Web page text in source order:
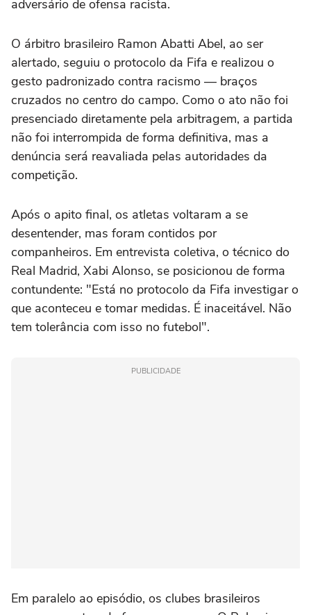
adversário de ofensa racista.
O árbitro brasileiro Ramon Abatti Abel, ao ser
alertado, seguiu o protocolo da Fifa e realizou o
gesto padronizado contra racismo — braços
cruzados no centro do campo. Como o ato não foi
presenciado diretamente pela arbitragem, a partida
não foi interrompida de forma definitiva, mas a
denúncia será reavaliada pelas autoridades da
competição.
Após o apito final, os atletas voltaram a se
desentender, mas foram contidos por
companheiros. Em entrevista coletiva, o técnico do
Real Madrid, Xabi Alonso, se posicionou de forma
contundente: "Está no protocolo da Fifa investigar o
que aconteceu e tomar medidas. É inaceitável. Não
tem tolerância com isso no futebol".
PUBLICIDADE
Em paralelo ao episódio, os clubes brasileiros